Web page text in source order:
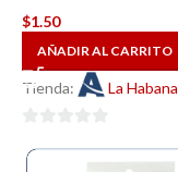
$1.50
AÑADIR AL CARRITO
Tienda: La Habana
de